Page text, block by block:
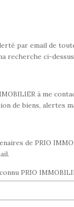
par email de
recherche ci-dessus
à me
de biens, alertes
de PRIO
PRIO